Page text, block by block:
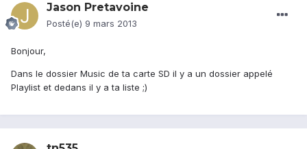
Jason Pretavoine
Posté(e) 9 mars 2013
Bonjour,
Dans le dossier Music de ta carte SD il y a un dossier appelé
Playlist et dedans il y a ta liste ;)